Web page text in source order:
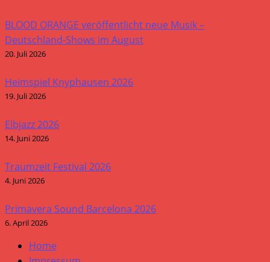
BLOOD ORANGE veröffentlicht neue Musik –
Deutschland-Shows im August
20. Juli 2026
Heimspiel Knyphausen 2026
19. Juli 2026
Elbjazz 2026
14. Juni 2026
Traumzeit Festival 2026
4. Juni 2026
Primavera Sound Barcelona 2026
6. April 2026
Home